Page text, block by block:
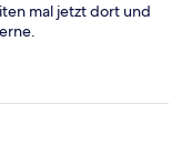
mal jetzt dort und